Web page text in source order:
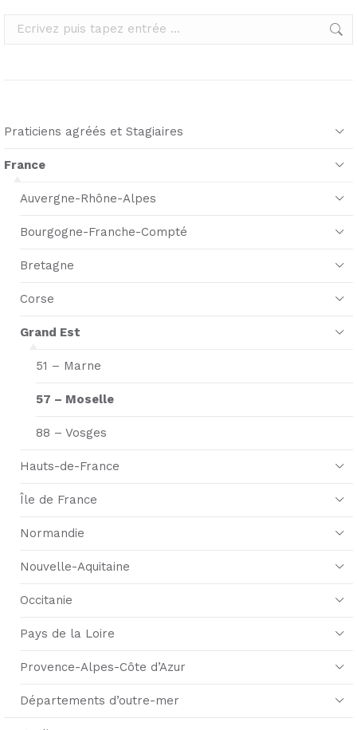
Rechercher
Praticiens agréés et Stagiaires
France
Auvergne-Rhône-Alpes
Bourgogne-Franche-Compté
Bretagne
Corse
Grand Est
51 – Marne
57 – Moselle
88 – Vosges
Hauts-de-France
Île de France
Normandie
Nouvelle-Aquitaine
Occitanie
Pays de la Loire
Provence-Alpes-Côte d’Azur
Départements d’outre-mer